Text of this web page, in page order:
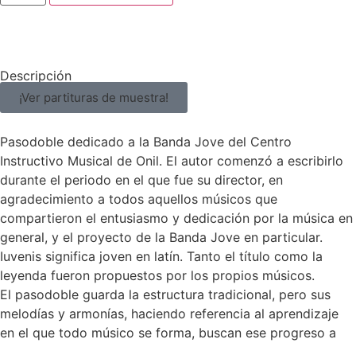
Descripción
¡Ver partituras de muestra!
Pasodoble dedicado a la Banda Jove del Centro
Instructivo Musical de Onil. El autor comenzó a escribirlo
durante el periodo en el que fue su director, en
agradecimiento a todos aquellos músicos que
compartieron el entusiasmo y dedicación por la música en
general, y el proyecto de la Banda Jove en particular.
Iuvenis significa joven en latín. Tanto el título como la
leyenda fueron propuestos por los propios músicos.
El pasodoble guarda la estructura tradicional, pero sus
melodías y armonías, haciendo referencia al aprendizaje
en el que todo músico se forma, buscan ese progreso a